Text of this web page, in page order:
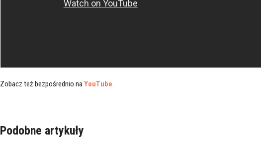
Zobacz też bezpośrednio naYouTube.
Podobne artykuły